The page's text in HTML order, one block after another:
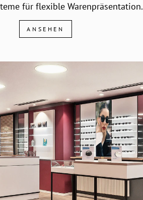
für flexible Warenpräsentation.
ANSEHEN